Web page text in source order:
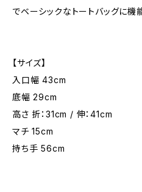
でベーシックなトートバッグに機
【サイズ】
入口幅 43cm
底幅 29cm
高さ 折：31cm / 伸：41cm
マチ 15cm
持ち手 56cm